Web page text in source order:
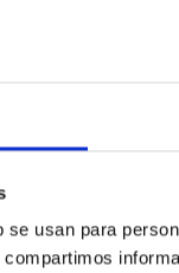
usan para